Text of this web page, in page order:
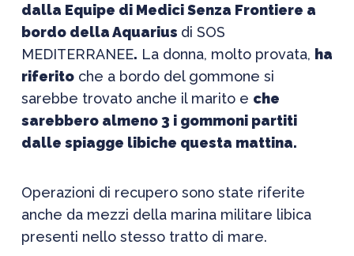
dalla Equipe di Medici Senza Frontiere a
bordo della Aquarius di SOS
MEDITERRANEE. La donna, molto provata, ha
riferitoche a bordo del gommone si
sarebbe trovato anche il marito e che
sarebbero almeno 3 i gommoni partiti
dalle spiagge libiche questa mattina.
Operazioni di recupero sono state riferite
anche da mezzi della marina militare libica
presenti nello stesso tratto di mare.